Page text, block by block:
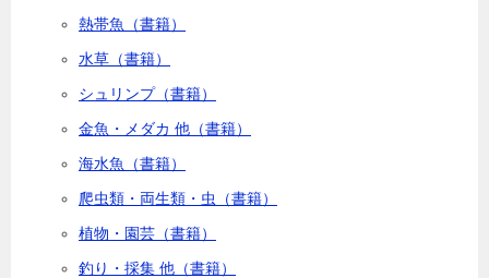
熱帯魚（書籍）
水草（書籍）
シュリンプ（書籍）
金魚・メダカ 他（書籍）
海水魚（書籍）
爬虫類・両生類・虫（書籍）
植物・園芸（書籍）
釣り・採集 他（書籍）